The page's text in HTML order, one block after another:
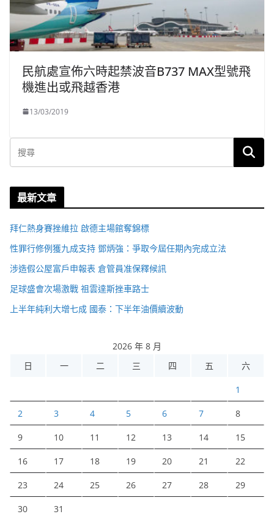
民航處宣佈六時起禁波音B737 MAX型號飛
機進出或飛越香港
13/03/2019
最新文章
拜仁熱身賽挫維拉 啟德主場館奪錦標
性罪行修例獲九成支持 鄧炳強：爭取今屆任期內完成立法
涉造假公屋富戶申報表 倉管員准保釋候訊
足球盛會次場激戰 祖雲達斯挫車路士
上半年純利大增七成 國泰：下半年油價續波動
2026 年 8 月
日
一 二 三 四 五 六
1
2 3 4 5 6 7 8
9 10 11 12 13 14 15
16 17 18 19 20 21 22
23 24 25 26 27 28 29
30 31